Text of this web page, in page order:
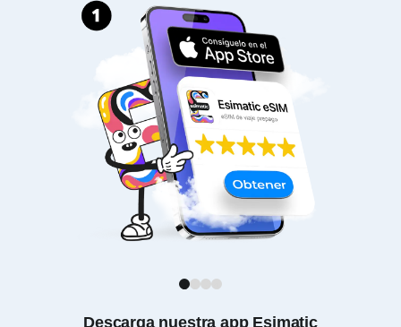
Descarga nuestra app Esimatic
1